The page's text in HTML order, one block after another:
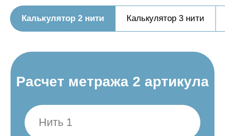
Калькулятор 2 нити Калькулятор 3 нити